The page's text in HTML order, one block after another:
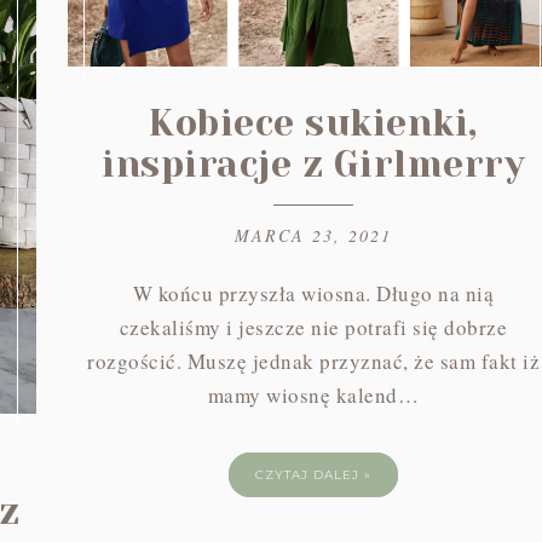
Kobiece sukienki,
inspiracje z Girlmerry
MARCA 23, 2021
W końcu przyszła wiosna. Długo na nią
czekaliśmy i jeszcze nie potrafi się dobrze
rozgościć. Muszę jednak przyznać, że sam fakt iż
mamy wiosnę kalend…
CZYTAJ DALEJ »